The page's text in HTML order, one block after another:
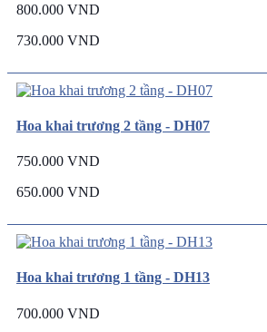
800.000 VND
730.000 VND
Hoa khai trương 2 tầng - DH07
750.000 VND
650.000 VND
Hoa khai trương 1 tầng - DH13
700.000 VND